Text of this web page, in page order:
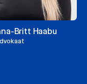
Britt Haabu